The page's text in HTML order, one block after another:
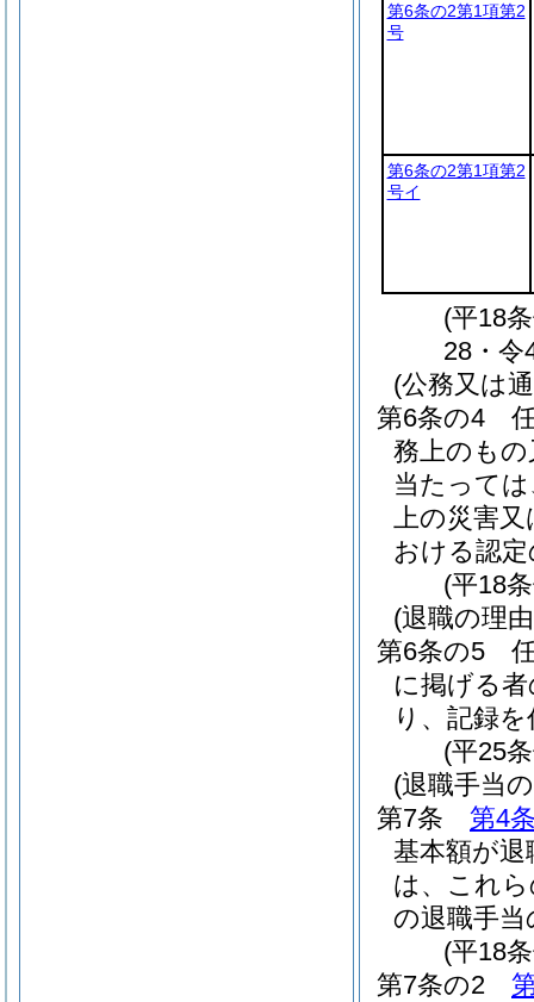
第6条の2第1項第2
号
第6条の2第1項第2
号イ
(平18
28・令
(公務又は
第6条の4
務上のも
当たって
上の災害
おける認
(平18
(退職の理
第6条の5
に掲げる
り、記録
(平25
(退職手当
第7条
第4
基本額が
は、これ
の退職手
(平18
第7条の2